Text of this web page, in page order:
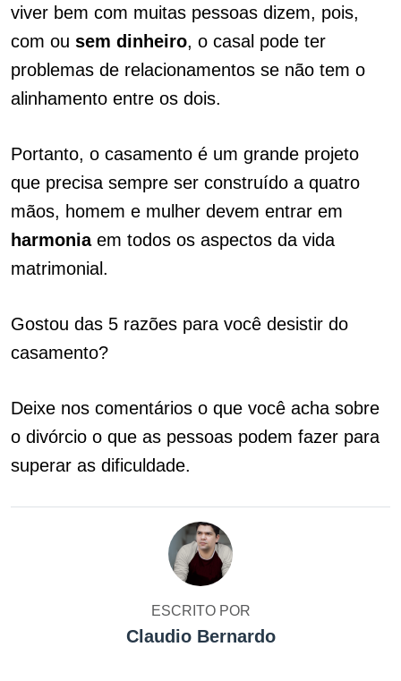
viver bem com muitas pessoas dizem, pois,
com ou sem dinheiro, o casal pode ter
problemas de relacionamentos se não tem o
alinhamento entre os dois.
Portanto, o casamento é um grande projeto
que precisa sempre ser construído a quatro
mãos, homem e mulher devem entrar em
harmoniaem todos os aspectos da vida
matrimonial.
Gostou das 5 razões para você desistir do
casamento?
Deixe nos comentários o que você acha sobre
o divórcio o que as pessoas podem fazer para
superar as dificuldade.
ESCRITO POR
Claudio Bernardo